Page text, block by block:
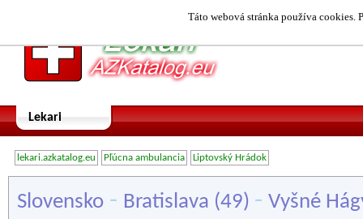
Táto webová stránka používa cookies.
Lekari
lekari.azkatalog.eu Pľúcna ambulancia Liptovský Hrádok
Slovensko - Bratislava (49) - Vyšné